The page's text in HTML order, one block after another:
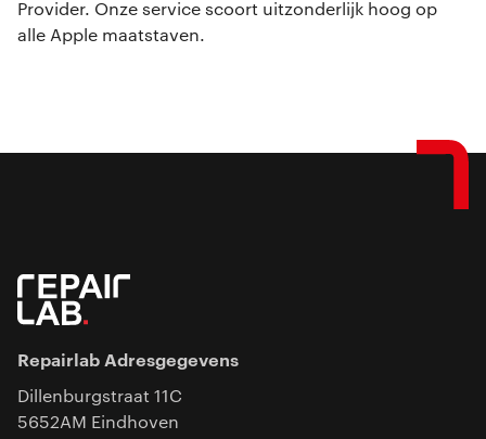
Provider. Onze service scoort uitzonderlijk hoog op
alle Apple maatstaven.
Repairlab Adresgegevens
Dillenburgstraat 11C
5652AM Eindhoven